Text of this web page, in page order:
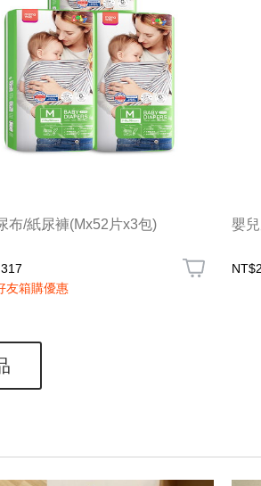
布/紙尿褲(Mx52片x3包)
友箱購優惠
嬰